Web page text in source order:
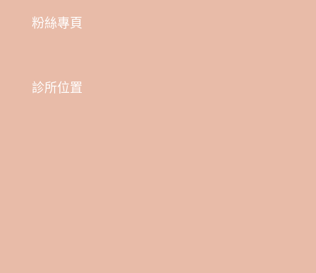
粉絲專頁
診所位置